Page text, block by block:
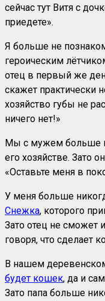
сейчас тут Витя с
приедете».
Я больше не
героическим
отец в первый же
скажет практически
хозяйство губы не
ничего нет!»
Мы с мужем больше
его хозяйстве. Зато
«Оставьте меня в
У меня больше
Снежка, которого
Зато отец не сможет
говоря, что сделает
В нашем
будет кошек, да и
Зато папа больше